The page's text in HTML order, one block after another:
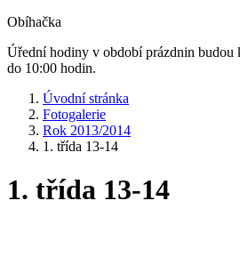
Obíhačka
Úřední hodiny v období prázdnin budou
do 10:00 hodin.
Úvodní stránka
Fotogalerie
Rok 2013/2014
1. třída 13-14
1. třída 13-14